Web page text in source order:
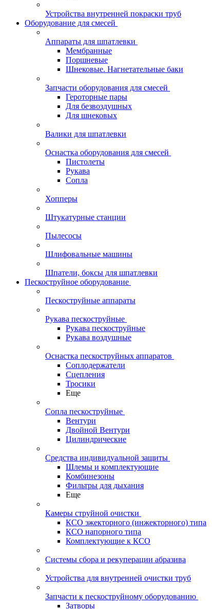
Устройства внутренней покраски труб
Оборудование для смесей
Аппараты для шпатлевки
Мембранные
Поршневые
Шнековые. Нагнетательные баки
Запчасти оборудования для смесей
Героторные пары
Для безвоздушных
Для шнековых
Валики для шпатлевки
Оснастка оборудования для смесей
Пистолеты
Рукава
Сопла
Хопперы
Штукатурные станции
Пылесосы
Шлифовальные машины
Шпатели, боксы для шпатлевки
Пескоструйное оборудование
Пескоструйные аппараты
Рукава пескоструйные
Рукава пескоструйные
Рукава воздушные
Оснастка пескоструйных аппаратов
Соплодержатели
Сцепления
Тросики
Еще
Сопла пескоструйные
Вентури
Двойной Вентури
Цилиндрические
Средства индивидуальной защиты
Шлемы и комплектующие
Комбинезоны
Фильтры для дыхания
Еще
Камеры струйной очистки
КСО эжекторного (инжекторного) типа
КСО напорного типа
Комплектующие к КСО
Системы сбора и рекуперации абразива
Устройства для внутренней очистки труб
Запчасти к пескоструйному оборудованию
Затворы